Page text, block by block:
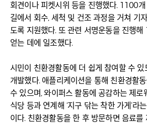
회견이나 피켓시위 등을 진행했다. 1100
길에서 회수, 세척 및 건조 과정을 거쳐 기
도록 지원했다. 또 관련 서명운동을 진행
얻는 데에 일조했다.
시민이 친환경활동에 더 쉽게 참여할 수
개발했다. 애플리케이션을 통해 친환경활
수 있으며, 와이퍼스 활동에 공감하는 제로
식당 등과 연계해 ‘지구 닦는 착한 가게’라
이다. 친환경활동을 한 후 방문하면 음료를